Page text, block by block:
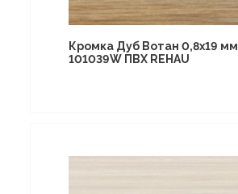
Кромка Дуб Вотан 0,8х19 мм
101039W ПВХ REHAU